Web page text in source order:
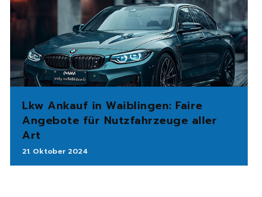
Lkw Ankauf in Waiblingen: Faire
Angebote für Nutzfahrzeuge aller
Art
21. Oktober 2024